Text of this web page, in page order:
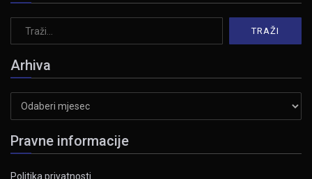
Arhiva
Pravne informacije
Politika privatnosti